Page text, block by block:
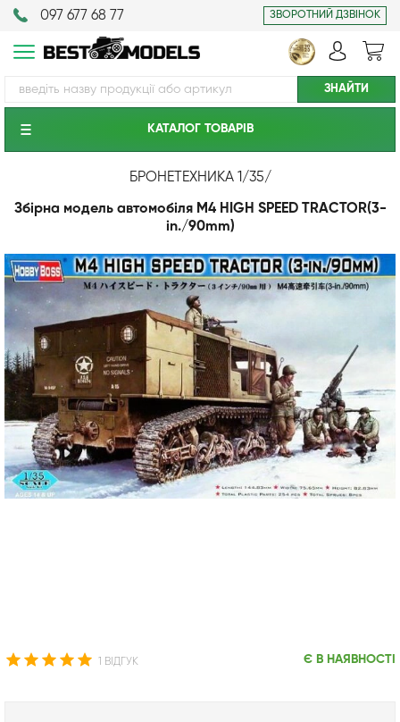
097 677 68 77 ЗВОРОТНИЙ ДЗВІНОК
КАТАЛОГ ТОВАРIВ
БРОНЕТЕХНИКА 1/35/
Збірна модель автомобіля M4 HIGH SPEED TRACTOR(3-
in./90mm)
1 ВІДГУК Є В НАЯВНОСТІ